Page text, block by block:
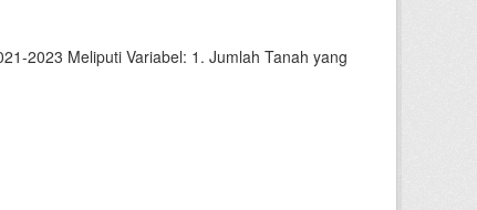
2023 Meliputi Variabel: 1. Jumlah Tanah yang